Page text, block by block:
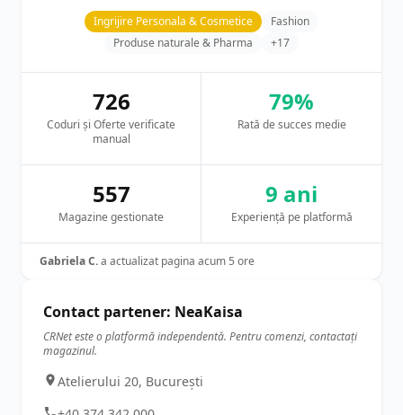
Ingrijire Personala & Cosmetice
Fashion
Produse naturale & Pharma
+17
726
Coduri și Oferte verificate
manual
79%
Rată de succes medie
557
Magazine gestionate
9 ani
Experiență pe platformă
Gabriela C.a actualizat pagina acum 5 ore
Contact partener: NeaKaisa
CRNet este o platformă independentă. Pentru comenzi, contactați
magazinul.
Atelierului 20, București